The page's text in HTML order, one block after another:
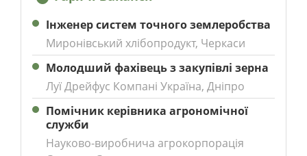
Інженер систем точного землеробства
Миронівський хлібопродукт, Черкаси
Молодший фахівець з закупівлі зерна
Луї Дрейфус Компані Україна, Дніпро
Помічник керівника агрономічної
служби
Науково-виробнича агрокорпорація